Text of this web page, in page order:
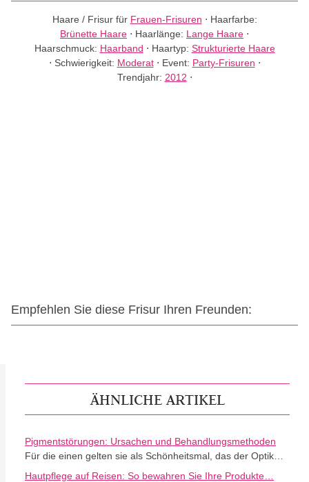
Haare / Frisur für Frauen-Frisuren ⋅ Haarfarbe:
Brünette Haare ⋅ Haarlänge: Lange Haare ⋅
Haarschmuck: Haarband ⋅ Haartyp: Strukturierte Haare
⋅ Schwierigkeit: Moderat⋅ Event: Party-Frisuren ⋅
Trendjahr: 2012 ⋅
Empfehlen Sie diese Frisur Ihren Freunden:
ÄHNLICHE ARTIKEL
Pigmentstörungen: Ursachen und Behandlungsmethoden
Für die einen gelten sie als Schönheitsmal, das der Optik…
Hautpflege auf Reisen: So bewahren Sie Ihre Produkte…